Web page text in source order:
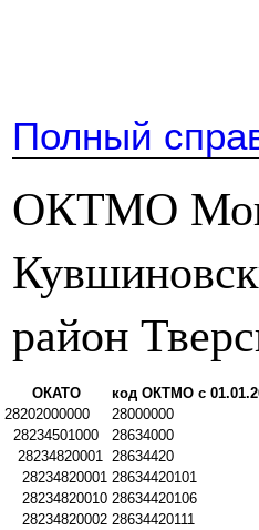
Полный
ОКТМО
район
ОКАТО
код ОКТМО с
28202000000
28000000
28234501000
28634000
28234820001 28634420
28234820001 28634420101
28234820010 28634420106
28234820002 28634420111